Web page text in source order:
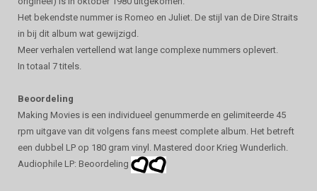
Het bekendste nummer is Romeo en Juliet. De stijl van de Dire Straits
in bij dit album wat gewijzigd.
Meer verhalen vertellend wat lange complexe nummers oplevert.
In totaal 7 titels.
Beoordeling
Making Movies is een individueel genummerde en gelimiteerde 45
rpm uitgave van dit volgens fans meest complete album. Het betreft
een dubbel LP op 180 gram vinyl. Mastered door Krieg Wunderlich.
Audiophile LP: Beoordeling